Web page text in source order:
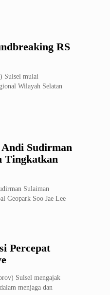
RS
Sulsel mulai
Wilayah Selatan
Sudirman
Tingkatkan
Sulaiman
Geopark Soo Jae Lee
Percepat
Sulsel mengajak
menjaga dan